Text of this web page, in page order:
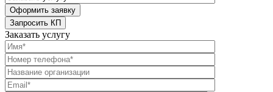
Заказать услугу